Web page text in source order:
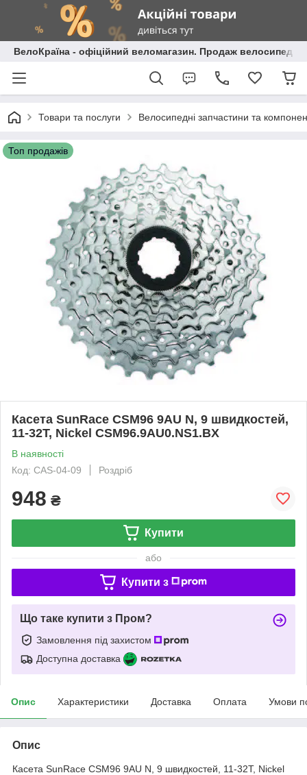
ВелоКраїна - офіційний веломагазин. Продаж велосипедів
Товари та послуги Велосипедні запчастини та
Топ продажів
Касета SunRace CSM96 9AU N, 9 швидкостей,
11-32T, Nickel CSM96.9AU0.NS1.BX
В наявності
Код: CAS-04-09
Роздріб
948 ₴
Купити
або
Купити з
Що таке купити з Пром?
Замовлення під захистом
Доступна доставка
Опис Характеристики Доставка Оплата Умови
Опис
Касета SunRace CSM96 9AU N, 9 швидкостей, 11-32T, Nickel